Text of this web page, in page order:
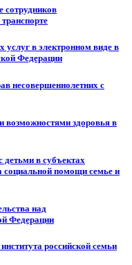
сотрудников
услуг в электронном виде в
Федерации
несовершеннолетних с
возможностями здоровья в
детьми в субъектах
социальной помощи семье и
над
Федерации
российской семьи